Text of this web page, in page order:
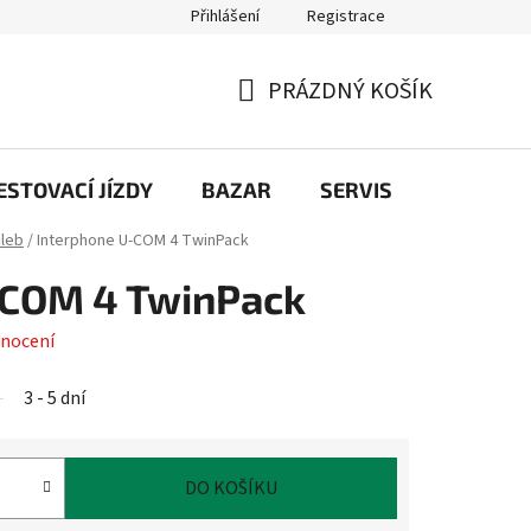
Přihlášení Registrace
KOŠÍK
PRÁZDNÝ KOŠÍK
JÍZDY BAZAR SERVIS
/Interphone U-COM 4 TwinPack
4 TwinPack
3 - 5 dní
DO KOŠÍKU